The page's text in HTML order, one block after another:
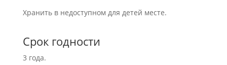
Хранить в недоступном для детей месте.
Срок годности
3 года.